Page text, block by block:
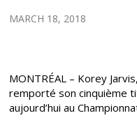
MARCH 18, 2018
MONTRÉAL – Korey
remporté son cinquième
aujourd’hui au